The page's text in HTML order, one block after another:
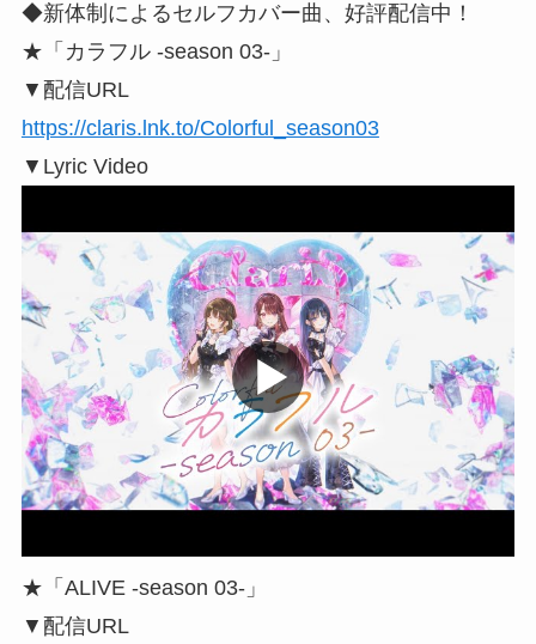
◆新体制によるセルフカバー曲、好評配信中！
★「カラフル -season 03-」
▼配信URL
https://claris.lnk.to/Colorful_season03
▼Lyric Video
★「ALIVE -season 03-」
▼配信URL